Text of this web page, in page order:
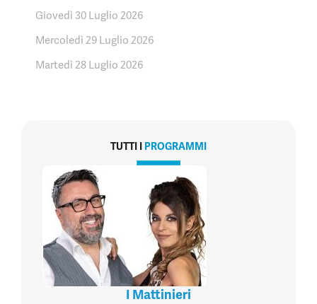
Giovedì 30 Luglio 2026
Mercoledì 29 Luglio 2026
Martedì 28 Luglio 2026
TUTTI I PROGRAMMI
I Mattinieri